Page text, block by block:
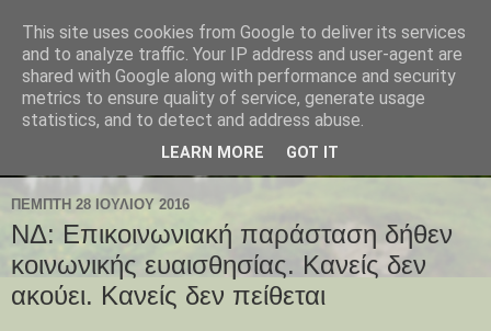
ΠΈΜΠΤΗ 28 ΙΟΥΛΊΟΥ 2016
ΝΔ: Επικοινωνιακή παράσταση δήθεν
κοινωνικής ευαισθησίας. Κανείς δεν
ακούει. Κανείς δεν πείθεται
This site uses cookies from Google to deliver its services
and to analyze traffic. Your IP address and user-agent are
shared with Google along with performance and security
metrics to ensure quality of service, generate usage
statistics, and to detect and address abuse.
LEARN MORE GOT IT